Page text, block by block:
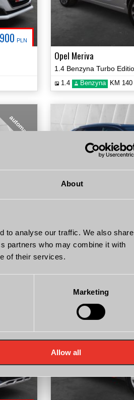
About
to analyse our traffic. We also share
partners who may combine it with
of their services.
Marketing
Allow all
PLN
Opel Meriva
1.4 Benzyna KM 140
automat
Peugeot 3008